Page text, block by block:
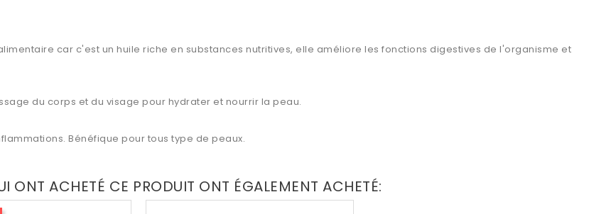
car c'est un huile riche en substances nutritives, elle améliore les fonctions digestives de l'organisme et
du corps et du visage pour hydrater et nourrir la peau.
Bénéfique pour tous type de peaux.
ONT ACHETÉ CE PRODUIT ONT ÉGALEMENT ACHETÉ: